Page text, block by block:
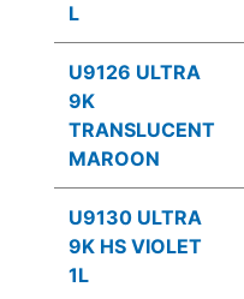
L
U9126 ULTRA
9K
TRANSLUCENT
MAROON
U9130 ULTRA
9K HS VIOLET
1L